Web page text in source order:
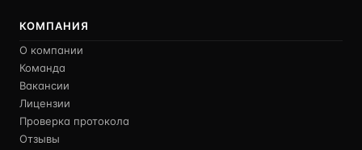
КОМПАНИЯ
О компании
Команда
Вакансии
Лицензии
Проверка протокола
Отзывы